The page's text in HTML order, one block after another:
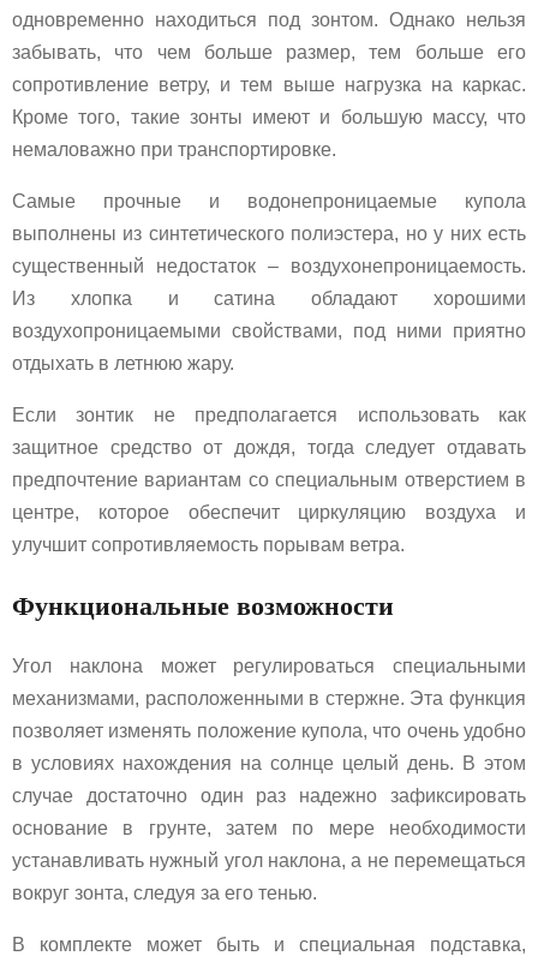
одновременно находиться под зонтом. Однако нельзя
забывать, что чем больше размер, тем больше его
сопротивление ветру, и тем выше нагрузка на каркас.
Кроме того, такие зонты имеют и большую массу, что
немаловажно при транспортировке.
Самые прочные и водонепроницаемые купола
выполнены из синтетического полиэстера, но у них есть
существенный недостаток – воздухонепроницаемость.
Из хлопка и сатина обладают хорошими
воздухопроницаемыми свойствами, под ними приятно
отдыхать в летнюю жару.
Если зонтик не предполагается использовать как
защитное средство от дождя, тогда следует отдавать
предпочтение вариантам со специальным отверстием в
центре, которое обеспечит циркуляцию воздуха и
улучшит сопротивляемость порывам ветра.
Функциональные возможности
Угол наклона может регулироваться специальными
механизмами, расположенными в стержне. Эта функция
позволяет изменять положение купола, что очень удобно
в условиях нахождения на солнце целый день. В этом
случае достаточно один раз надежно зафиксировать
основание в грунте, затем по мере необходимости
устанавливать нужный угол наклона, а не перемещаться
вокруг зонта, следуя за его тенью.
В комплекте может быть и специальная подставка,